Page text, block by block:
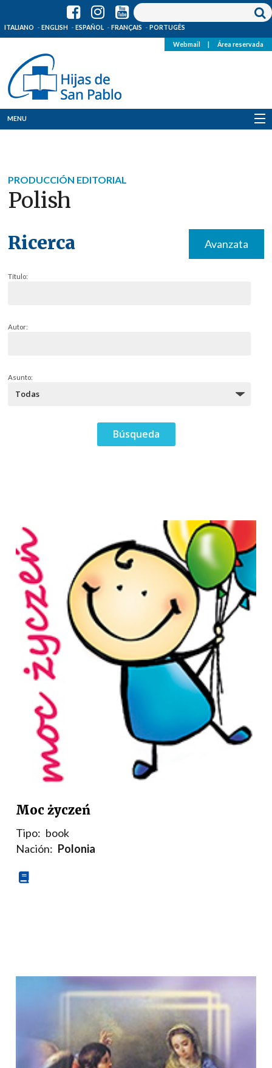
ITALIANO ENGLISH ESPAÑOL FRANÇAIS PORTUGÊS
Webmail Área reservada
MENU
Dónde estamos
Noticias
PRODUCCIÓN EDITORIAL
Polish
Ricerca Avanzata
Título:
Autor:
Asunto:
Moc życzeń
Tipo: book
Nación: Polonia